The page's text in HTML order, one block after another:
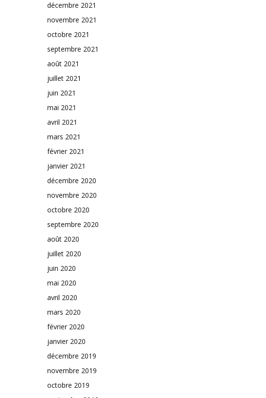
décembre 2021
novembre 2021
octobre 2021
septembre 2021
août 2021
juillet 2021
juin 2021
mai 2021
avril 2021
mars 2021
février 2021
janvier 2021
décembre 2020
novembre 2020
octobre 2020
septembre 2020
août 2020
juillet 2020
juin 2020
mai 2020
avril 2020
mars 2020
février 2020
janvier 2020
décembre 2019
novembre 2019
octobre 2019